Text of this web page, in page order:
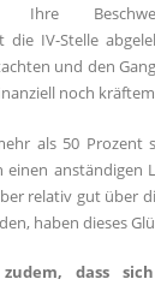
Ihre
IV-Stelle
und den
noch
als 50 Prozent
einen
relativ gut über
haben dieses
dass